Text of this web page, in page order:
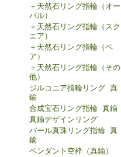
＋天然石リング指輪（オー
バル）
＋天然石リング指輪（スク
エア）
＋天然石リング指輪（ペ
ア）
＋天然石リング指輪（その
他）
ジルコニア指輪リング 真
鍮
合成宝石リング指輪 真鍮
真鍮デザインリング
パール真珠リング指輪 真
鍮
ペンダント空枠（真鍮）